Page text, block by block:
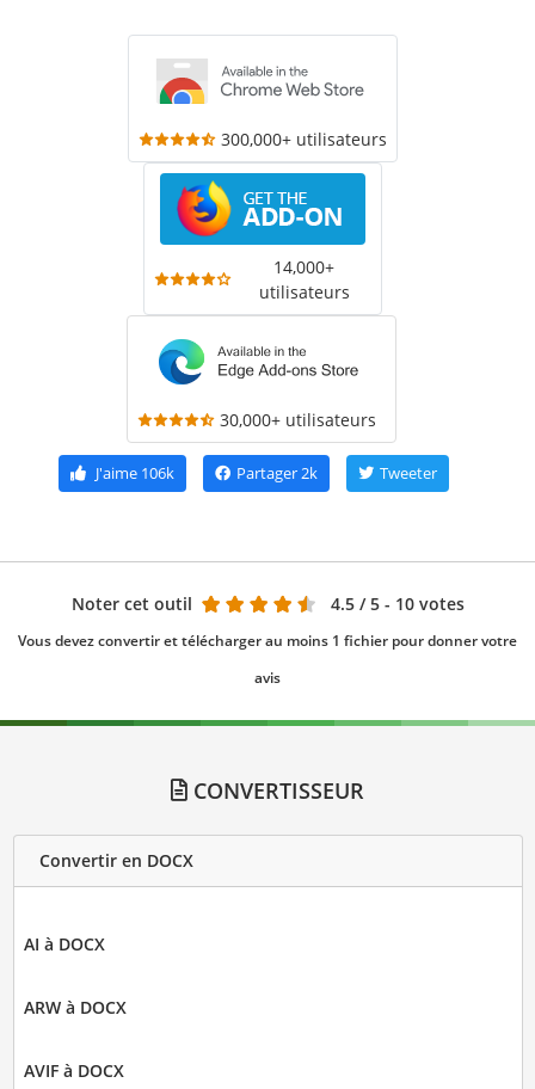
300,000+ utilisateurs
14,000+
utilisateurs
30,000+ utilisateurs
J'aime106k Partager2k Tweeter
Noter cet outil 4.5 / 5 - 10 votes
Vous devez convertir et télécharger au moins 1 fichier pour donner votre
avis
CONVERTISSEUR
Convertir en DOCX
AI à DOCX
ARW à DOCX
AVIF à DOCX